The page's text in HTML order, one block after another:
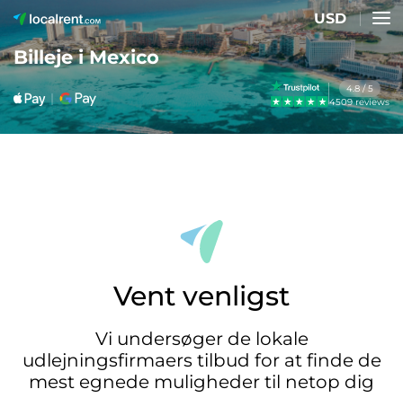
USD
Billeje i Mexico
4.8 / 5
4509 reviews
Vent venligst
Vi undersøger de lokale
udlejningsfirmaers tilbud for at finde de
mest egnede muligheder til netop dig